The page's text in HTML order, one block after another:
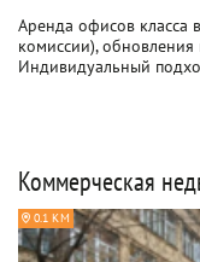
Аренда офисов класса
комиссии),
Индивидуальный
Коммерческая
0.1 КМ